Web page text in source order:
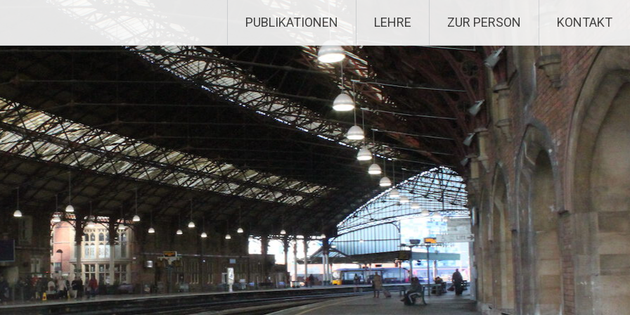
PUBLIKATIONEN LEHRE ZUR PERSON KONTAKT